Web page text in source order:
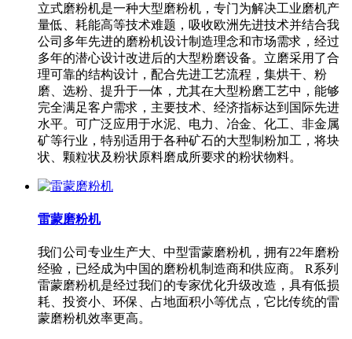
立式磨粉机是一种大型磨粉机，专门为解决工业磨机产
量低、耗能高等技术难题，吸收欧洲先进技术并结合我
公司多年先进的磨粉机设计制造理念和市场需求，经过
多年的潜心设计改进后的大型粉磨设备。立磨采用了合
理可靠的结构设计，配合先进工艺流程，集烘干、粉
磨、选粉、提升于一体，尤其在大型粉磨工艺中，能够
完全满足客户需求，主要技术、经济指标达到国际先进
水平。可广泛应用于水泥、电力、冶金、化工、非金属
矿等行业，特别适用于各种矿石的大型制粉加工，将块
状、颗粒状及粉状原料磨成所要求的粉状物料。
雷蒙磨粉机
我们公司专业生产大、中型雷蒙磨粉机，拥有22年磨粉
经验，已经成为中国的磨粉机制造商和供应商。 R系列
雷蒙磨粉机是经过我们的专家优化升级改造，具有低损
耗、投资小、环保、占地面积小等优点，它比传统的雷
蒙磨粉机效率更高。